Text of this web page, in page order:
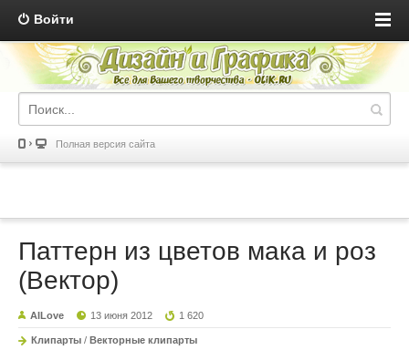
Войти
Полная версия сайта
Паттерн из цветов мака и роз
(Вектор)
AILove 13 июня 2012 1 620
Клипарты / Векторные клипарты